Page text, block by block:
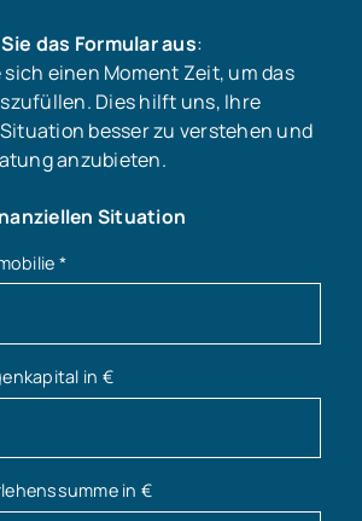
das Formular aus:
sich einen Moment Zeit, um das
Dies hilft uns, Ihre
besser zu verstehen und
anzubieten.
Situation
*
in €
in €